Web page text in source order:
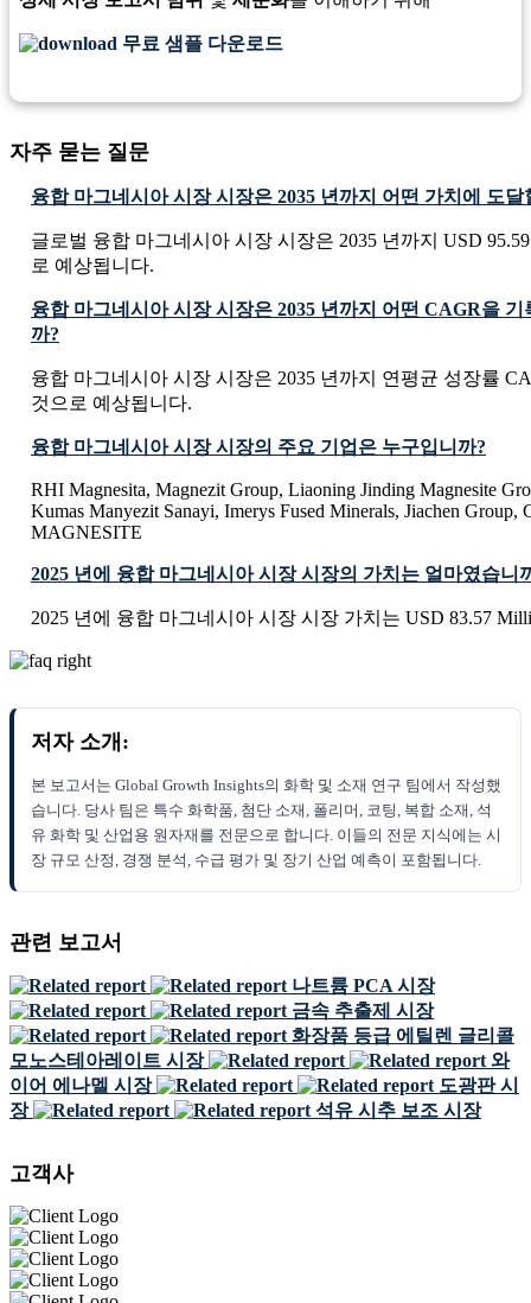
무료 샘플 다운로드
자주 묻는 질문
융합 마그네시아 시장 시장은 2035 년까지 어떤 가치에 도
글로벌 융합 마그네시아 시장 시장은 2035 년까지 USD
로 예상됩니다.
융합 마그네시아 시장 시장은 2035 년까지 어떤 CAGR을
까?
융합 마그네시아 시장 시장은 2035 년까지 연평균 성장률
것으로 예상됩니다.
융합 마그네시아 시장 시장의 주요 기업은 누구입니까?
RHI Magnesita, Magnezit Group, Liaoning Jinding Magnesite
Kumas Manyezit Sanayi, Imerys Fused Minerals, Jiachen Group,
MAGNESITE
2025 년에 융합 마그네시아 시장 시장의 가치는 얼마였습니
2025 년에 융합 마그네시아 시장 시장 가치는 USD 83.57
저자 소개:
본 보고서는 Global Growth Insights의 화학 및 소재 연구 팀에서 작성했
습니다. 당사 팀은 특수 화학품, 첨단 소재, 폴리머, 코팅, 복합 소재, 석
유 화학 및 산업용 원자재를 전문으로 합니다. 이들의 전문 지식에는 시
장 규모 산정, 경쟁 분석, 수급 평가 및 장기 산업 예측이 포함됩니다.
관련 보고서
나트륨 PCA 시장
금속 추출제 시장
화장품 등급 에틸렌 글리콜
모노스테아레이트 시장
와
이어 에나멜 시장
도광판 시
장
석유 시추 보조 시장
고객사